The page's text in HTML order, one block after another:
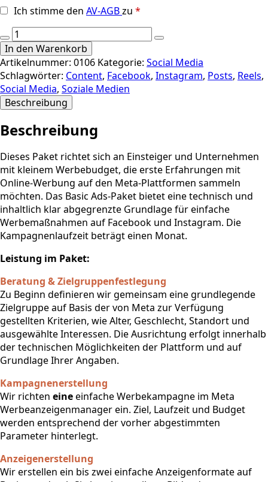
Ich stimme den AV-AGBzu *
Social
Media
Ads:
Basic
Menge
In den Warenkorb
Artikelnummer: 0106 Kategorie: Social Media
Schlagwörter: Content, Facebook, Instagram, Posts, Reels,
Social Media, Soziale Medien
Beschreibung
Beschreibung
Dieses Paket richtet sich an Einsteiger und Unternehmen
mit kleinem Werbebudget, die erste Erfahrungen mit
Online-Werbung auf den Meta-Plattformen sammeln
möchten. Das Basic Ads-Paket bietet eine technisch und
inhaltlich klar abgegrenzte Grundlage für einfache
Werbemaßnahmen auf Facebook und Instagram. Die
Kampagnenlaufzeit beträgt einen Monat.
Leistung im Paket:
Beratung & Zielgruppenfestlegung
Zu Beginn definieren wir gemeinsam eine grundlegende
Zielgruppe auf Basis der von Meta zur Verfügung
gestellten Kriterien, wie Alter, Geschlecht, Standort und
ausgewählte Interessen. Die Ausrichtung erfolgt innerhalb
der technischen Möglichkeiten der Plattform und auf
Grundlage Ihrer Angaben.
Kampagnenerstellung
Wir richten eineeinfache Werbekampagne im Meta
Werbeanzeigenmanager ein. Ziel, Laufzeit und Budget
werden entsprechend der vorher abgestimmten
Parameter hinterlegt.
Anzeigenerstellung
Wir erstellen ein bis zwei einfache Anzeigenformate auf